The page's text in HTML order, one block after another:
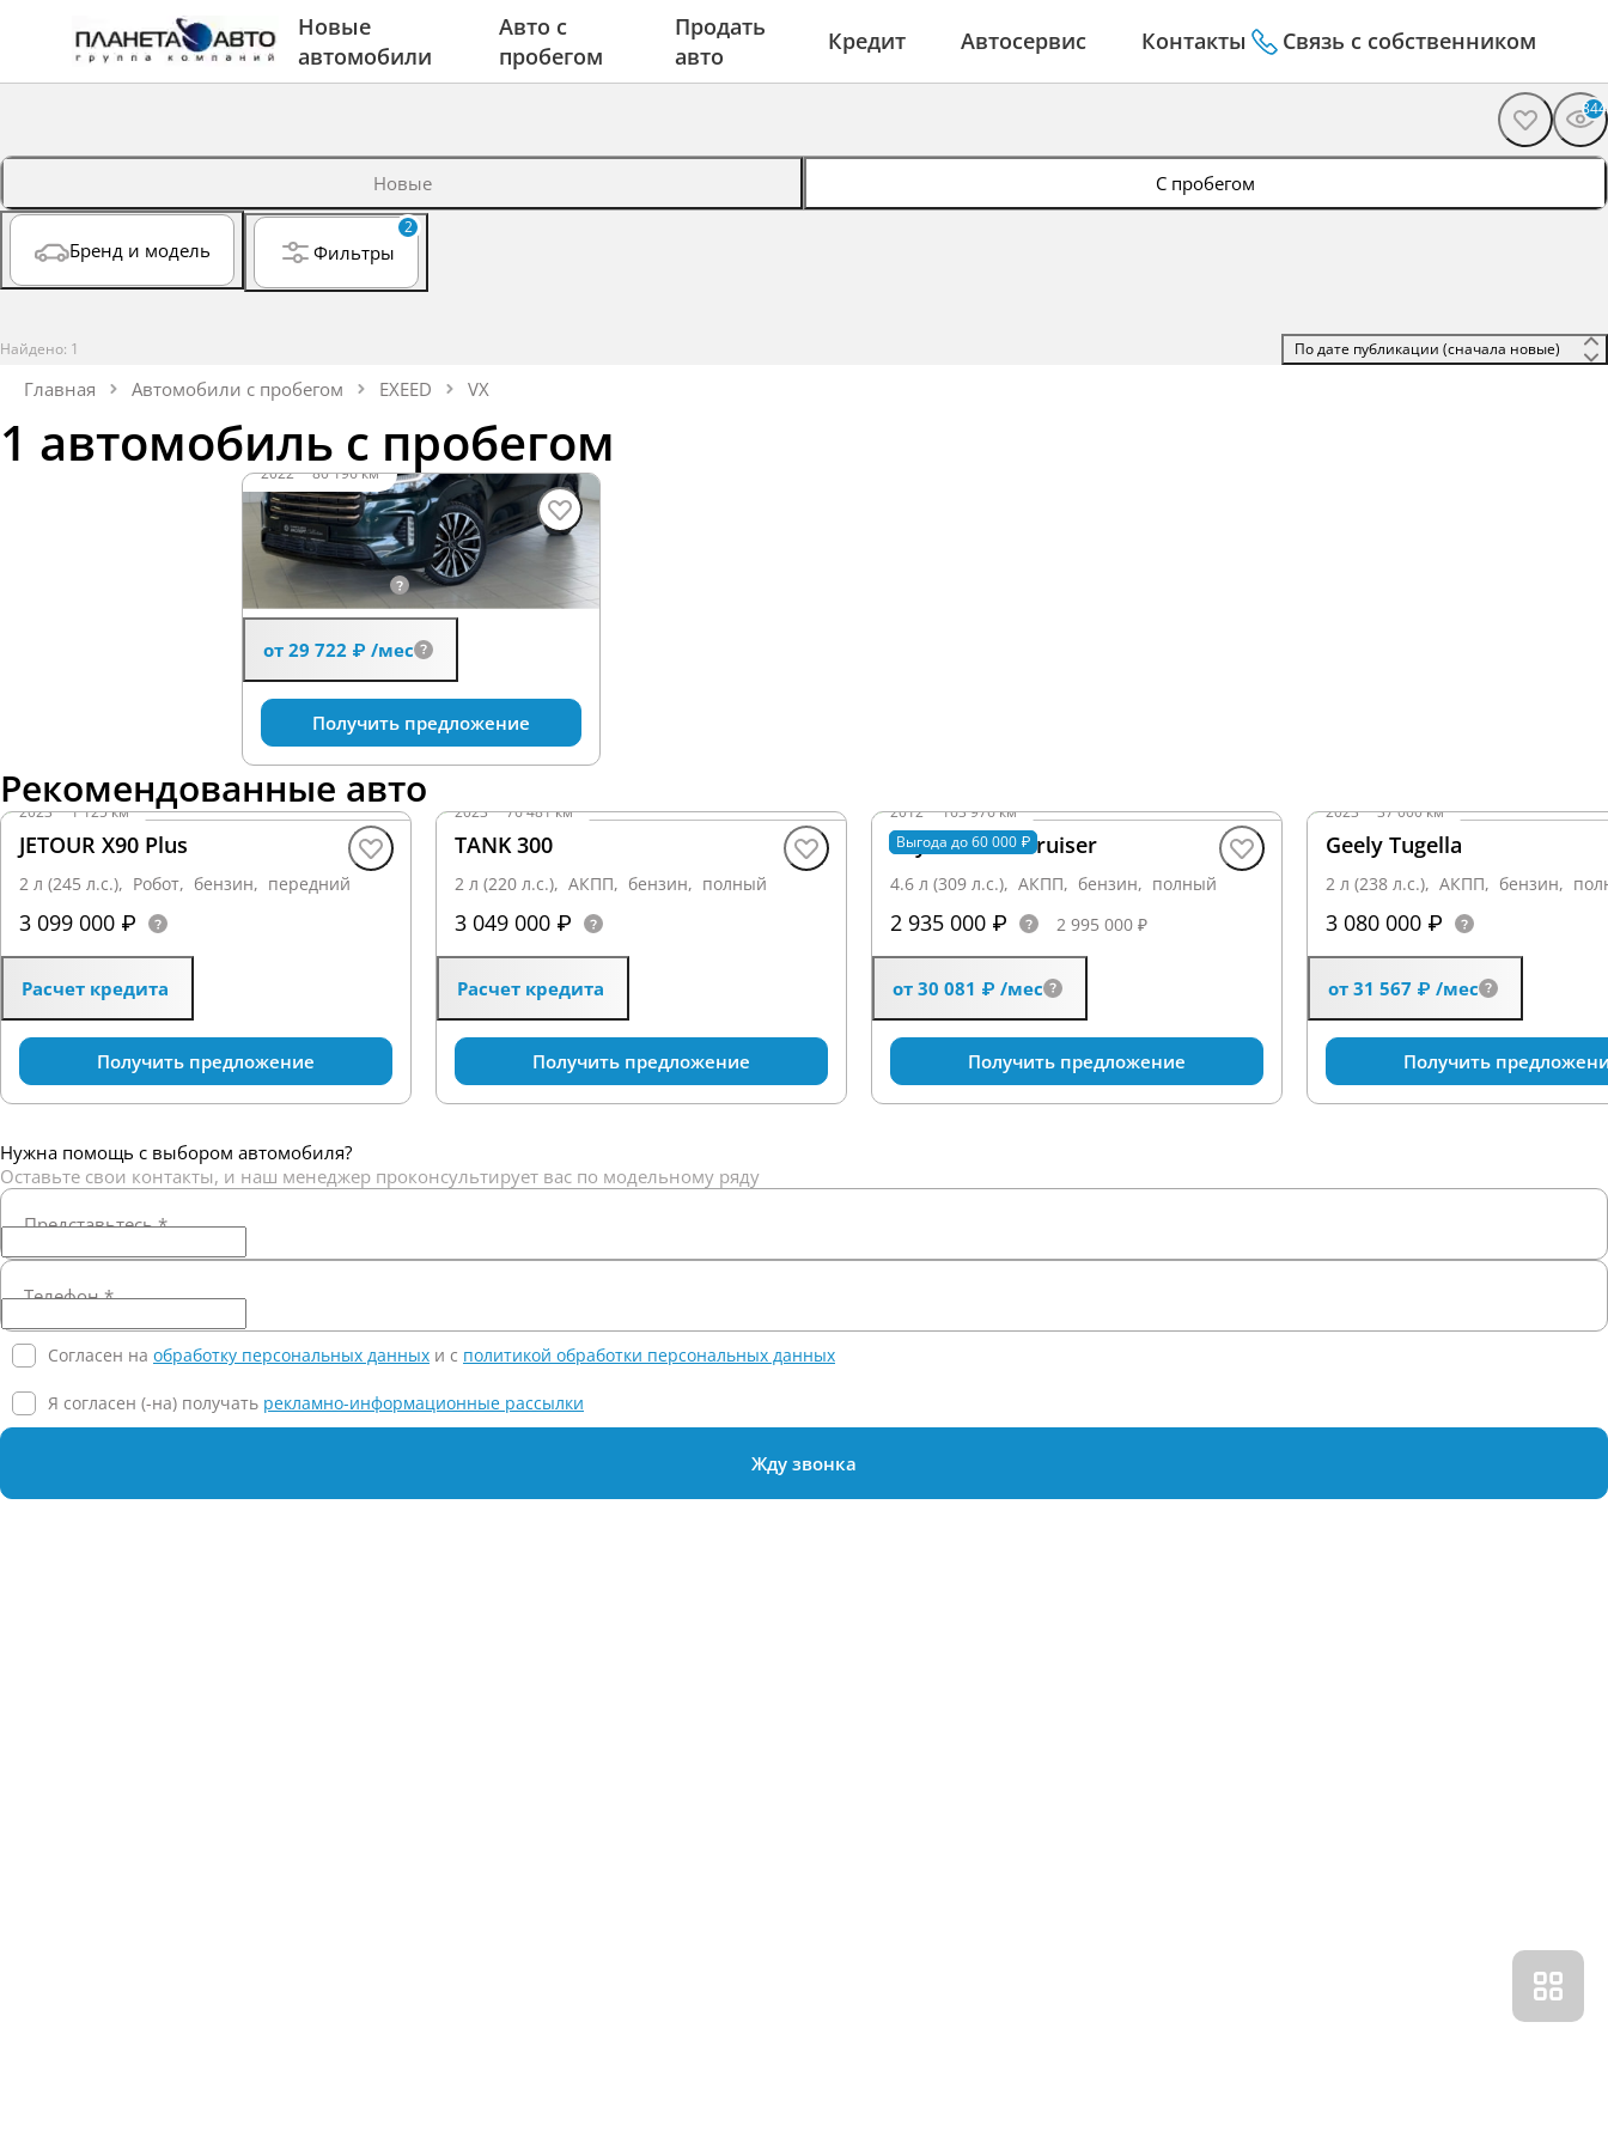
Новые
автомобили
Авто с
пробегом
Продать
авто
Кредит Автосервис Контакты Связь с собственником
844
Новые С пробегом
Бренд и модель
2
Фильтры
Найдено: 1
Главная Автомобили с пробегом EXEED VX
1 автомобиль с пробегом
2022·80 196 км
EXEED VX
2 л (249 л.с.), Робот, бензин, полный
2 900 000 ₽
от 29 722 ₽ /мес
Получить предложение
Рекомендованные авто
2023·1 125 км
JETOUR X90 Plus
2 л (245 л.с.), Робот, бензин, передний
3 099 000 ₽
Расчет кредита
Получить предложение
2023·76 481 км
TANK 300
2 л (220 л.с.), АКПП, бензин, полный
3 049 000 ₽
Расчет кредита
Получить предложение
Выгода до 60 000 ₽
2012·163 976 км
Toyota Land Cruiser
4.6 л (309 л.с.), АКПП, бензин, полный
2 935 000 ₽ 2 995 000 ₽
от 30 081 ₽ /мес
Получить предложение
2023·37 000 км
Geely Tugella
2 л (238 л.с.), АКПП, бензин,
3 080 000 ₽
от 31 567 ₽ /мес
Получить
Нужна помощь с выбором автомобиля?
Оставьте свои контакты, и наш менеджер проконсультирует вас по модельному ряду
Представьтесь*
Телефон*
Согласен на обработку персональных данных и c политикой обработки персональных данных
Я согласен (-на) получать рекламно-информационные рассылки
Жду звонка